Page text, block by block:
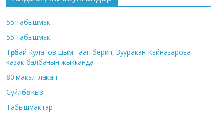
55 табышмак
55 табышмак
Төрөбай Кулатов шым таап берип, Зууракан Кайназарова
казак балбанын жыкканда
80 макал-лакап
Сүйлөбөс кыз
Табышмактар